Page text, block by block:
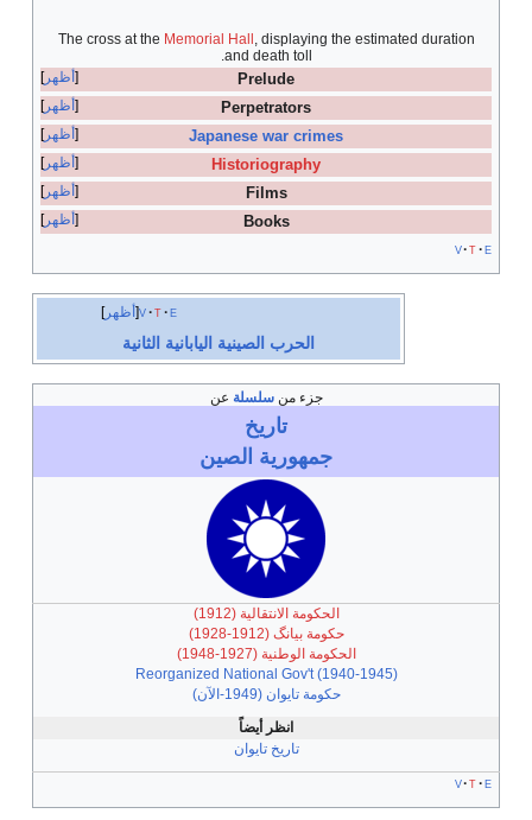
The cross at the Memorial Hall , displaying the estimated duration
and death toll.
أظهر
Prelude
أظهر Perpetrators
أظهر Japanese war crimes
أظهر Historiography
أظهر Films
أظهر Books
v t e
أظهر v t e
الحرب الصينية اليابانية الثانية
جزء منسلسلة عن
تاريخ
جمهورية الصين
الحكومة الانتقالية (1912)
حكومة بيانگ (1912-1928)
الحكومة الوطنية (1927-1948)
Reorganized National Gov't (1940-1945)
حكومة تايوان (1949-الآن)
انظر أيضاً
تاريخ تايوان
v t e